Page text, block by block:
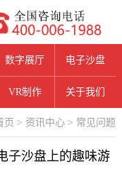
数字展厅 电子沙盘
VR制作 关于我们
页 > 资讯中心 > 常见问题
子沙盘上的趣味游